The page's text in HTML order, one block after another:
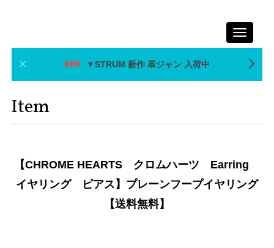
Toggle
▼STRUM 新作 革ジャン 入荷中
Item
【CHROME HEARTS クロムハーツ Earring
イヤリング ピアス】プレーンフープイヤリング
【送料無料】